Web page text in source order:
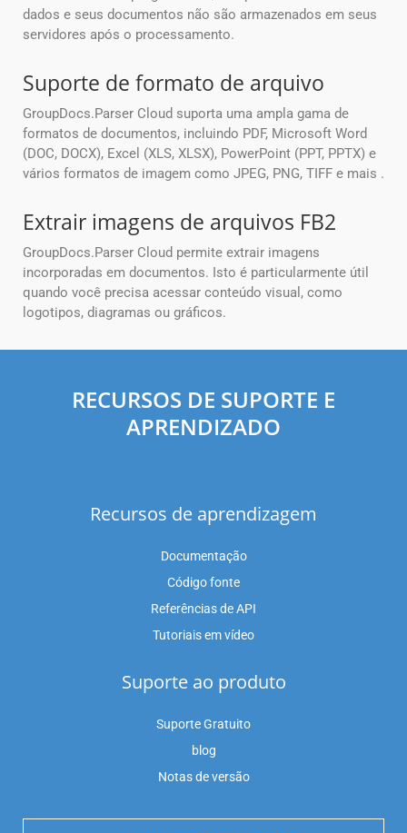
dados e seus documentos não são armazenados em seus
servidores após o processamento.
Suporte de formato de arquivo
GroupDocs.Parser Cloud suporta uma ampla gama de
formatos de documentos, incluindo PDF, Microsoft Word
(DOC, DOCX), Excel (XLS, XLSX), PowerPoint (PPT, PPTX) e
vários formatos de imagem como JPEG, PNG, TIFF e mais .
Extrair imagens de arquivos FB2
GroupDocs.Parser Cloud permite extrair imagens
incorporadas em documentos. Isto é particularmente útil
quando você precisa acessar conteúdo visual, como
logotipos, diagramas ou gráficos.
RECURSOS DE SUPORTE E
APRENDIZADO
Recursos de aprendizagem
Documentação
Código fonte
Referências de API
Tutoriais em vídeo
Suporte ao produto
Suporte Gratuito
blog
Notas de versão